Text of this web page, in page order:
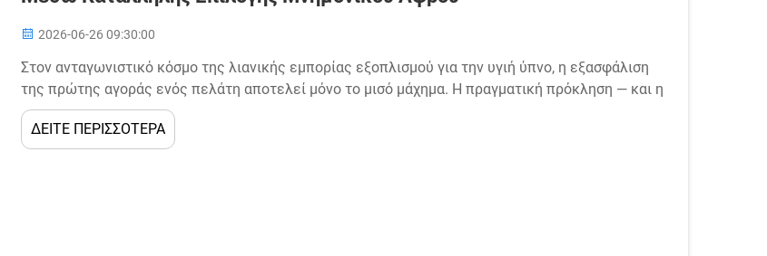
2026-06-26 09:30:00
Στον ανταγωνιστικό κόσμο της λιανικής εμπορίας εξοπλισμού για την υγιή ύπνο, η εξασφάλιση
της πρώτης αγοράς ενός πελάτη αποτελεί μόνο το μισό μάχημα. Η πραγματική πρόκληση — και η
πραγματική ευκαιρία — βρίσκεται στη μετατροπή αυτού του αγοραστή μίας φοράς σε πιστό,
επαναλαμβανόμενο πελάτη. Για λιανικούς εμπόρους B2B...
ΔΕΙΤΕ ΠΕΡΙΣΣΟΤΕΡΑ